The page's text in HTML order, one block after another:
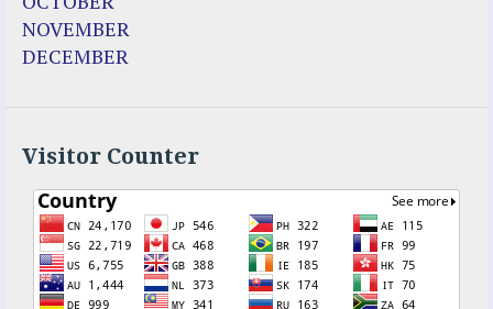
Garabandal Movie 2018
Gloria Polo
Luz de Maria
Maria Divine Mercy
Maria Esperanza
Maria Julianna (Seer Hungary)
Maria Valtorta
Medjugorje
NOVEMBER
DECEMBER
Visitor Counter